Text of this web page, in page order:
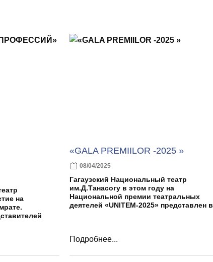
на
«GALA PREMIILOR -2025 »
08/04/2025
Гагаузский Национальный театр
им.Д.Танасогу в этом году на
Национальной премии театральных
деятелей «UNITEM-2025» представлен в
Подробнее...